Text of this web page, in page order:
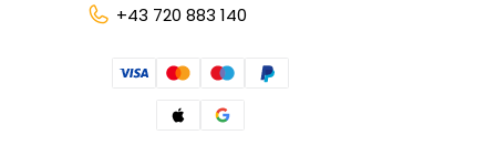
+43 720 883 140